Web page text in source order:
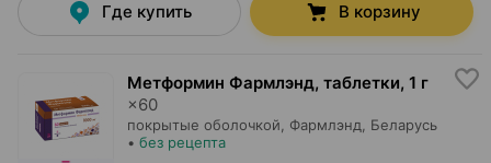
Где купить В корзину
Метформин Фармлэнд, таблетки, 1 г
×60
покрытые оболочкой, Фармлэнд , Беларусь
• без рецепта